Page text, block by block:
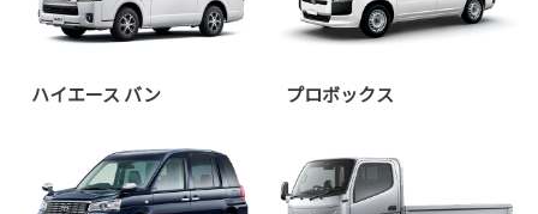
ハイエース バン プロボックス